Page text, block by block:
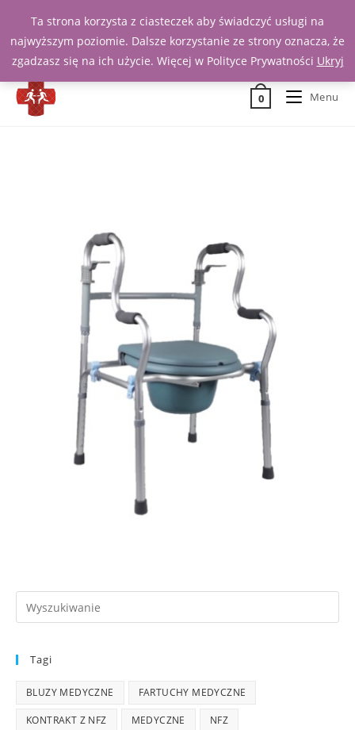
Zadzwoń 539 391 290
0 Menu
Tagi
BLUZY MEDYCZNE FARTUCHY MEDYCZNE
KONTRAKT Z NFZ MEDYCZNE NFZ
Ta strona korzysta z ciasteczek aby świadczyć usługi na
najwyższym poziomie. Dalsze korzystanie ze strony oznacza, że
zgadzasz się na ich użycie. Więcej w Polityce Prywatności Ukryj